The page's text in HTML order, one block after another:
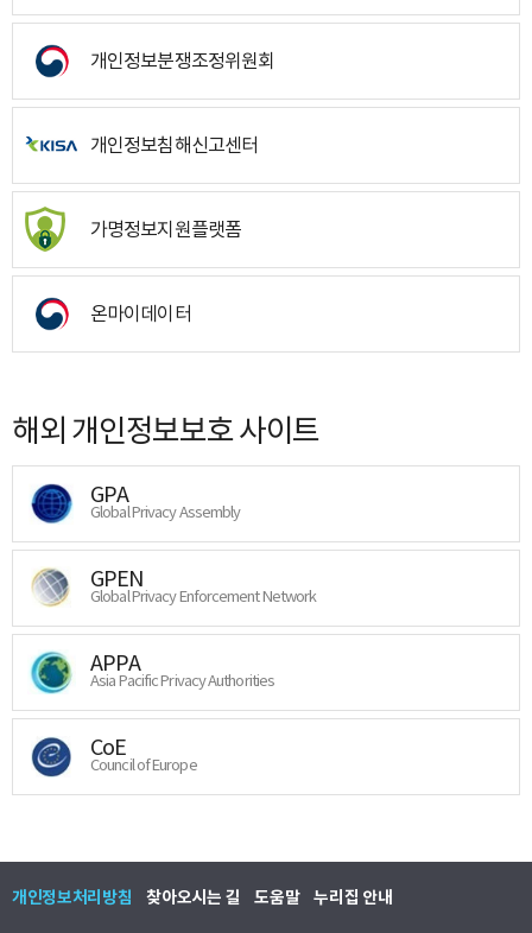
개인정보분쟁조정위원회
개인정보침해신고센터
가명정보지원플랫폼
온마이데이터
해외 개인정보보호 사이트
GPA
Global Privacy Assembly
GPEN
Global Privacy Enforcement Network
APPA
Asia Pacific Privacy Authorities
CoE
Council of Europe
개인정보처리방침 찾아오시는 길 도움말 누리집 안내